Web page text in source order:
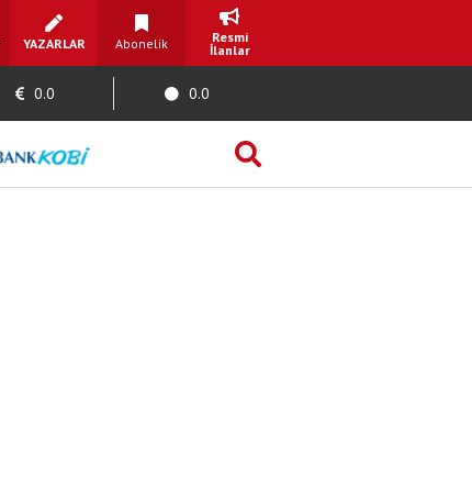
YAZARLAR Abonelik
Resmi
İlanlar
0.0 0.0